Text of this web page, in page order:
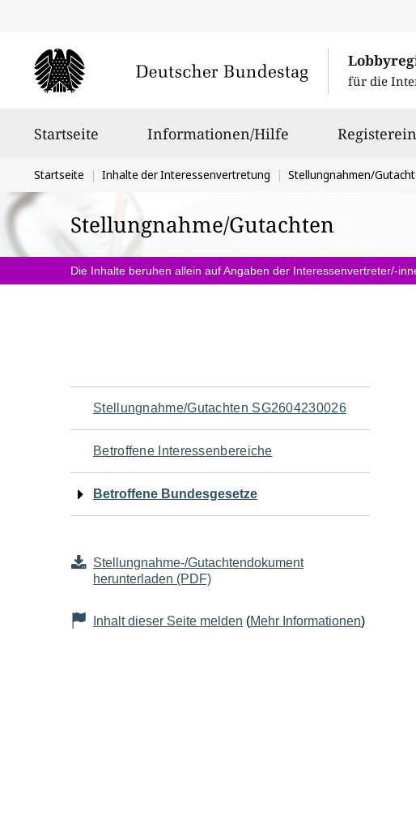
für die
Startseite Informationen/Hilfe
Sie
befinden
sich
hier:
Startseite Inhalte der Interessenvertretung Stellungnahmen/
Stellungnahme/Gutachten
Die Inhalte beruhen allein auf Angaben der Interessenvertreter/-
Navigation
für
den
Seiteninhalt
Stellungnahme/Gutachten SG2604230026
Betroffene Interessenbereiche
Betroffene Bundesgesetze
Stellungnahme-/Gutachtendokument
herunterladen (PDF)
Inhalt dieser Seite melden (Mehr Informationen)